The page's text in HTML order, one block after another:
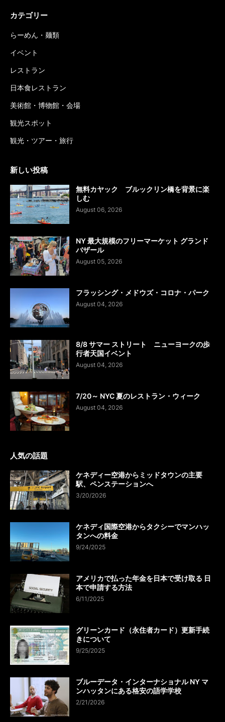
カテゴリー
らーめん・麺類
イベント
レストラン
日本食レストラン
美術館・博物館・会場
観光スポット
観光・ツアー・旅行
新しい投稿
無料カヤック ブルックリン橋を背景に楽
しむ
August 06, 2026
NY 最大規模のフリーマーケット グランド
バザール
August 05, 2026
フラッシング・メドウズ・コロナ・パーク
August 04, 2026
8/8 サマー ストリート ニューヨークの歩
行者天国イベント
August 04, 2026
7/20～ NYC 夏のレストラン・ウィーク
August 04, 2026
人気の話題
ケネディー空港からミッドタウンの主要
駅、ペンステーションへ
3/20/2026
ケネディ国際空港からタクシーでマンハッ
タンへの料金
9/24/2025
アメリカで払った年金を日本で受け取る 日
本で申請する方法
6/11/2025
グリーンカード（永住者カード）更新手続
きについて
9/25/2025
ブルーデータ・インターナショナル NY マ
ンハッタンにある格安の語学学校
2/21/2026